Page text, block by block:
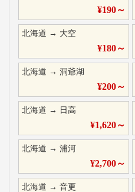
¥190～
北海道 → 大空
¥180～
北海道 → 洞爺湖
¥200～
北海道 → 日高
¥1,620～
北海道 → 浦河
¥2,700～
北海道 → 音更